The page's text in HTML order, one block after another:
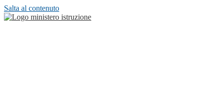
Salta al contenuto